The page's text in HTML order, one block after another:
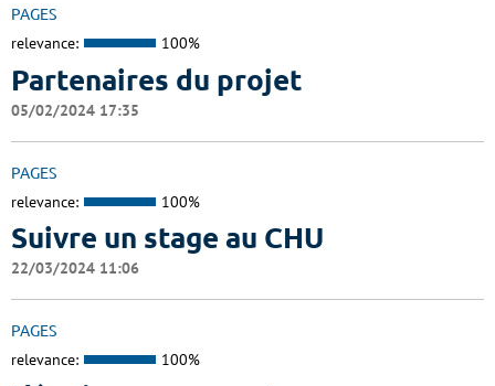
PAGES
relevance: 100%
Partenaires du projet
05/02/2024 17:35
PAGES
relevance: 100%
Suivre un stage au CHU
22/03/2024 11:06
PAGES
relevance: 100%